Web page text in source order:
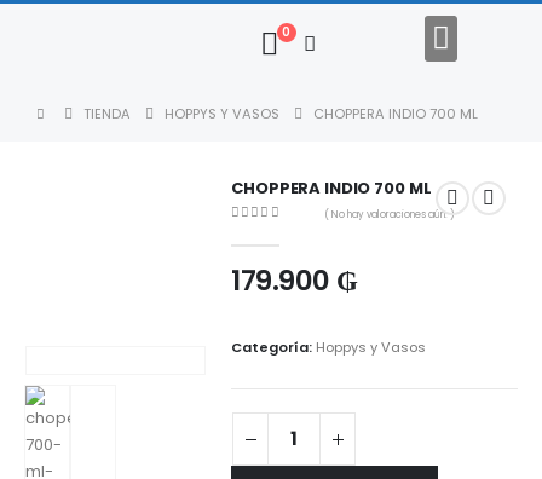
0
TIENDA HOPPYS Y VASOS CHOPPERA INDIO 700 ML
CHOPPERA INDIO 700 ML
( No hay valoraciones aún. )
179.900 ₲
Categoría: Hoppys y Vasos